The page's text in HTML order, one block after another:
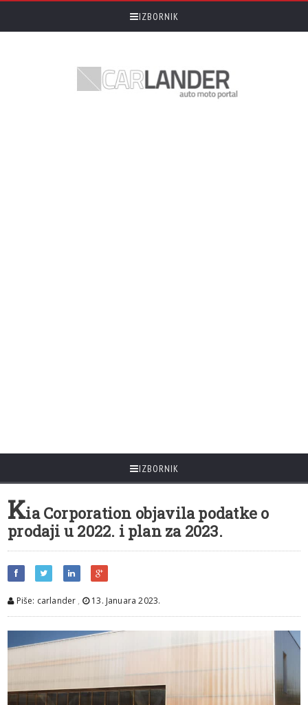
IZBORNIK
IZBORNIK
Kia Corporation objavila podatke o
prodaji u 2022. i plan za 2023.
Piše: carlander , 13. Januara 2023.